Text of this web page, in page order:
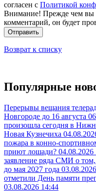
согласен с Политикой
Внимание! Прежде чем вы
комментарий, он будет
Отправить
Возврат к списку
Популярные
Перерывы вещания
Новгороде до 16 августа
произошла сегодня в
Новая Кузнечиха
пожара в конно-
приют лошади? 04.08.2026
заявление ряда СМИ о том,
до мая 2027 года
отметили День памяти
03.08.2026 14:44